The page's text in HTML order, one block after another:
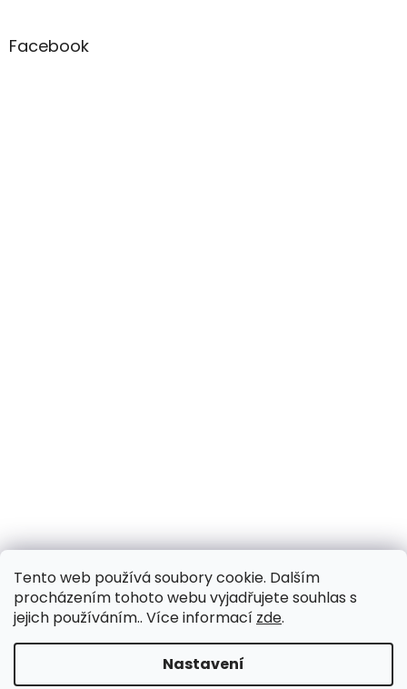
Tento web používá soubory cookie. Dalším
procházením tohoto webu vyjadřujete souhlas s
jejich používáním.. Více informací zde.
Nastavení
aFacebook
Vytvořil Shoptet